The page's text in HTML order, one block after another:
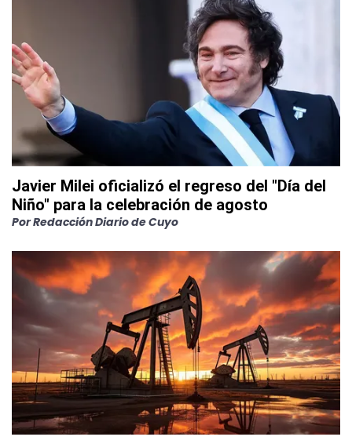
Javier Milei oficializó el regreso del "Día del
Niño" para la celebración de agosto
PorRedacción Diario de Cuyo